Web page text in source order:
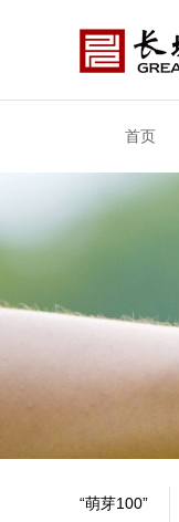
首页
公司介绍
公司简介
荣誉与奖项
大事记
风险管理
基本信息
公司概况
“萌芽100”